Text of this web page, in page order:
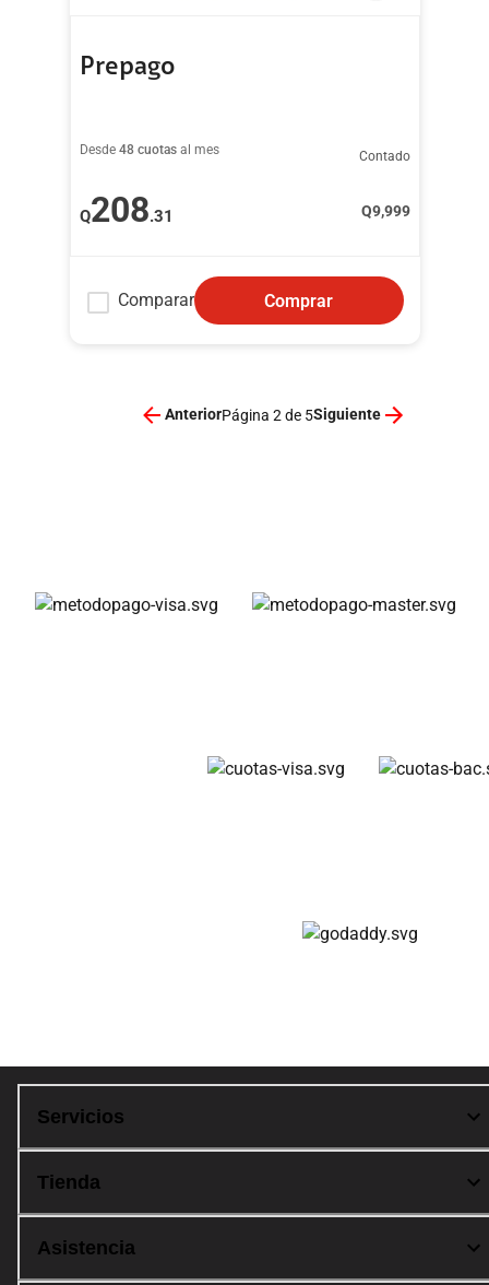
Prepago
Desde 48 cuotas al mes
Q208.31
Contado
Q9,999
Comparar Comprar
AnteriorPágina 2 de 5Siguiente
Servicios
Tienda
Asistencia